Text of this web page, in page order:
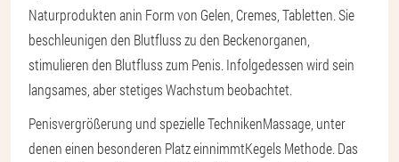
Naturprodukten anin Form von Gelen, Cremes, Tabletten. Sie
beschleunigen den Blutfluss zu den Beckenorganen,
stimulieren den Blutfluss zum Penis. Infolgedessen wird sein
langsames, aber stetiges Wachstum beobachtet.
Penisvergrößerung und spezielle TechnikenMassage , unter
denen einen besonderen Platz einnimmtKegels Methode. Das